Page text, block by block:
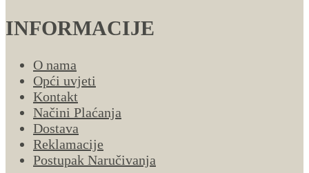
INFORMACIJE
O nama
Opći uvjeti
Kontakt
Načini Plaćanja
Dostava
Reklamacije
Postupak Naručivanja